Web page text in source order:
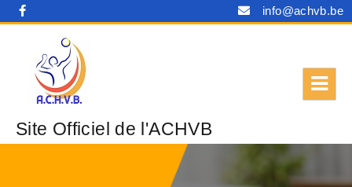
info@achvb.be
Site Officiel de l'ACHVB